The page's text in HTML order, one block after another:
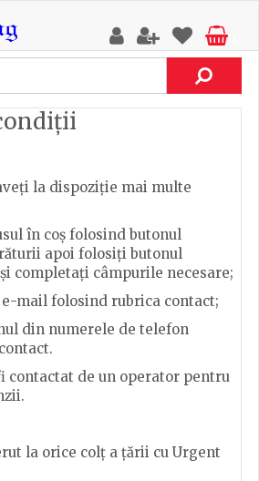
la dispoziție mai multe
în coș folosind butonul
apoi folosiți butonul
completați câmpurile necesare;
mail folosind rubrica contact;
din numerele de telefon
de un operator pentru
la orice colț a țării cu Urgent